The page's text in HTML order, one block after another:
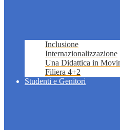
Inclusione
Internazionalizzazione
Una Didattica in
Filiera 4+2
Studenti e Genitori